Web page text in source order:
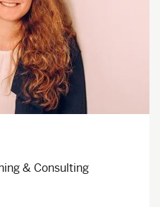
& Consulting